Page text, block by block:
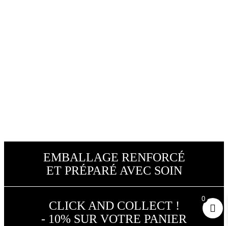
EMBALLAGE RENFORCÉ
ET PRÉPARÉ AVEC SOIN
CLICK AND COLLECT !
- 10% SUR VOTRE PANIER
0